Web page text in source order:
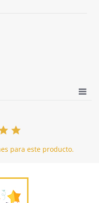
para este producto.